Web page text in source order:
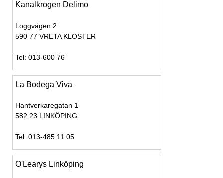
Kanalkrogen Delimo
Loggvägen 2
590 77 VRETA KLOSTER
Tel: 013-600 76
La Bodega Viva
Hantverkaregatan 1
582 23 LINKÖPING
Tel: 013-485 11 05
O'Learys Linköping